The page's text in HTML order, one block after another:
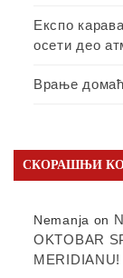
Експо
осети део
Врање
СКОРАШЊИ
Nemanja on
OKTOBAR
MERIDIANU!